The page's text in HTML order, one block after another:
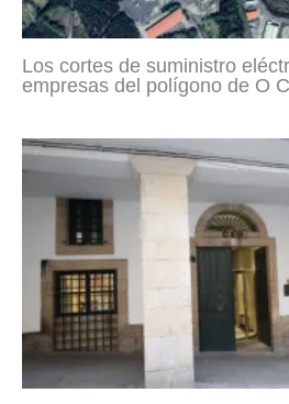
Los cortes de suministro
empresas del polígono de O